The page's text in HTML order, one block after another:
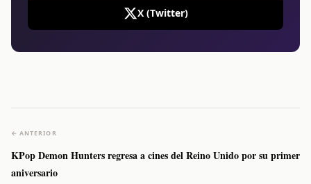
X (Twitter)
← ANTERIOR
KPop Demon Hunters regresa a cines del Reino Unido por su primer
aniversario